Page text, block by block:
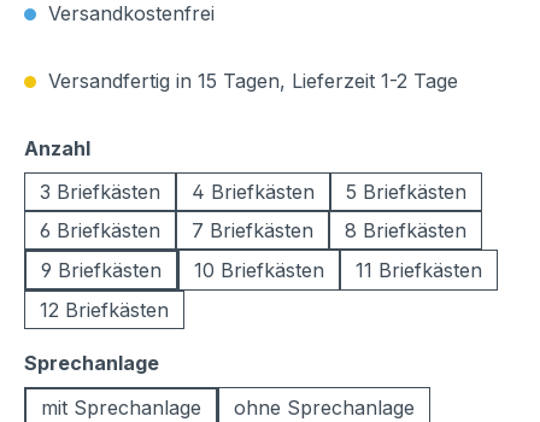
Versandkostenfrei
Versandfertig in 15 Tagen, Lieferzeit 1-2 Tage
Anzahlauswählen
3 Briefkästen
4 Briefkästen
5 Briefkästen
6 Briefkästen
7 Briefkästen
8 Briefkästen
9 Briefkästen
10 Briefkästen
11 Briefkästen
12 Briefkästen
Sprechanlageauswählen
mit Sprechanlage
ohne Sprechanlage